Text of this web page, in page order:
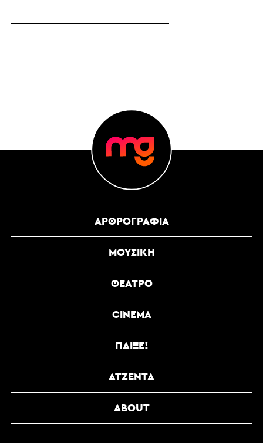
ΑΡΘΡΟΓΡΑΦΊΑ
ΜΟΥΣΙΚΉ
ΘΈΑΤΡΟ
CINEMA
ΠΑΊΞΕ!
ΑΤΖΈΝΤΑ
ABOUT